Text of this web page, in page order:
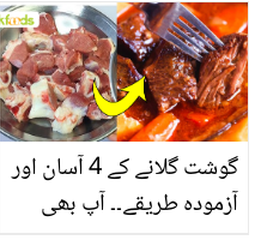
گوشت گلانے کے 4 آسان اور
آزمودہ طریقے۔۔ آپ بھی